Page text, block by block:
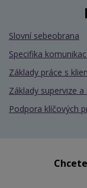
Slovní sebeobrana
Specifika
Základy práce s
Základy supervize
Podpora klíčových